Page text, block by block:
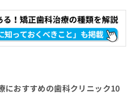
タルクリニック・小児歯科・矯正
院
におすすめの歯科クリニック10